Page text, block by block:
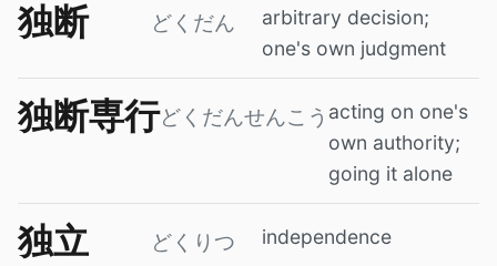
独断 どくだん
arbitrary decision;
one's own judgment
独断専行どくだんせんこう acting on one's
own authority;
going it alone
独立 どくりつ independence